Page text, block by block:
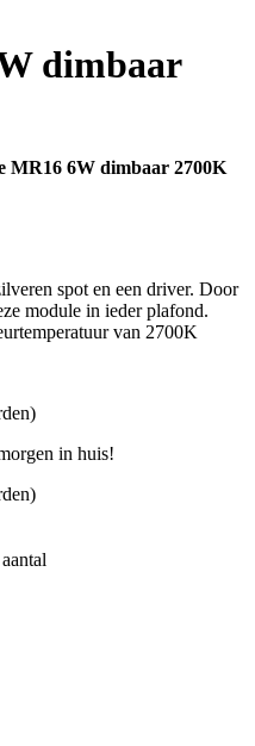
dimbaar
MR16 6W dimbaar 2700K
spot en een driver. Door
module in ieder plafond.
van 2700K
in huis!